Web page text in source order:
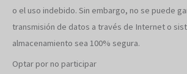
o el uso indebido. Sin embargo, no se puede
transmisión de datos a través de Internet o
almacenamiento sea 100% segura.
Optar por no participar